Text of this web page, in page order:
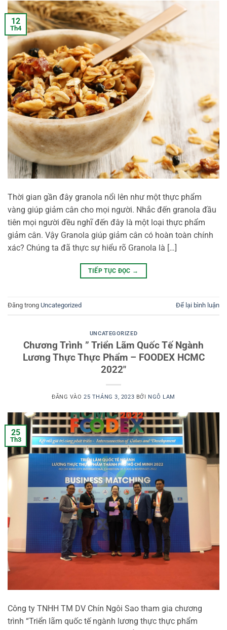
12
Th4
Thời gian gần đây granola nổi lên như một thực phẩm
vàng giúp giảm cân cho mọi người. Nhắc đến granola đầu
tiên mọi người đều nghĩ đến đây là một loại thực phẩm
giảm cân. Vậy Granola giúp giảm cân có hoàn toàn chính
xác? Chúng ta đã thực sự hiểu rõ Granola là […]
TIẾP TỤC ĐỌC →
Đăng trong Uncategorized Để lại bình luận
UNCATEGORIZED
Chương Trình ” Triển Lãm Quốc Tế Ngành
Lương Thực Thực Phẩm – FOODEX HCMC
2022″
ĐĂNG VÀO25 THÁNG 3, 2023 BỞI NGÔ LAM
25
Th3
Công ty TNHH TM DV Chín Ngôi Sao tham gia chương
trình “Triển lãm quốc tế ngành lương thực thực phẩm